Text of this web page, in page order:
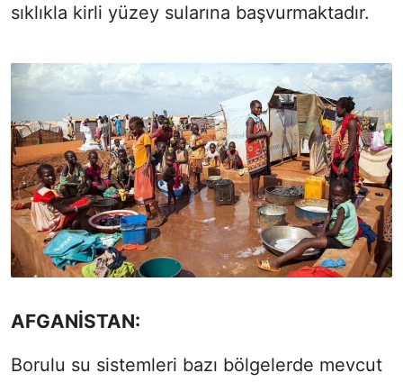
sıklıkla kirli yüzey sularına başvurmaktadır.
AFGANİSTAN:
Borulu su sistemleri bazı bölgelerde mevcut